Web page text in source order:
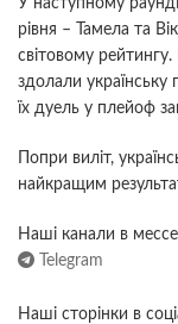
рівня – Тамела та
світовому
здолали українську
їх дуель у плейоф
Попри виліт,
найкращим
Наші канали в
Telegram
Наші сторінки в